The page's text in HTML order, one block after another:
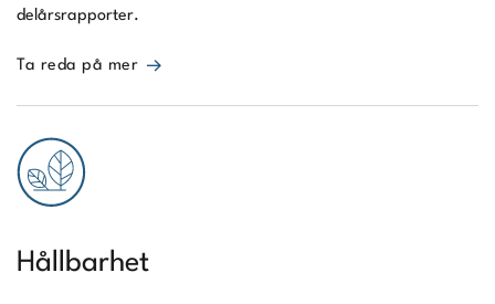
delårsrapporter.
Ta reda på mer
Hållbarhet